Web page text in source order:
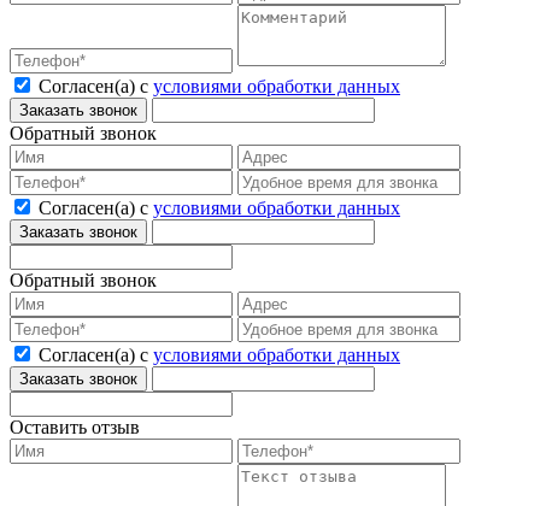
Согласен(а) с условиями обработки данных
Обратный звонок
Согласен(а) с условиями обработки данных
Обратный звонок
Согласен(а) с условиями обработки данных
Оставить отзыв